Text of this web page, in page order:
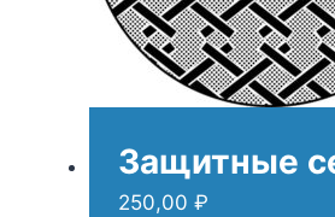
Защитные
250,00 ₽